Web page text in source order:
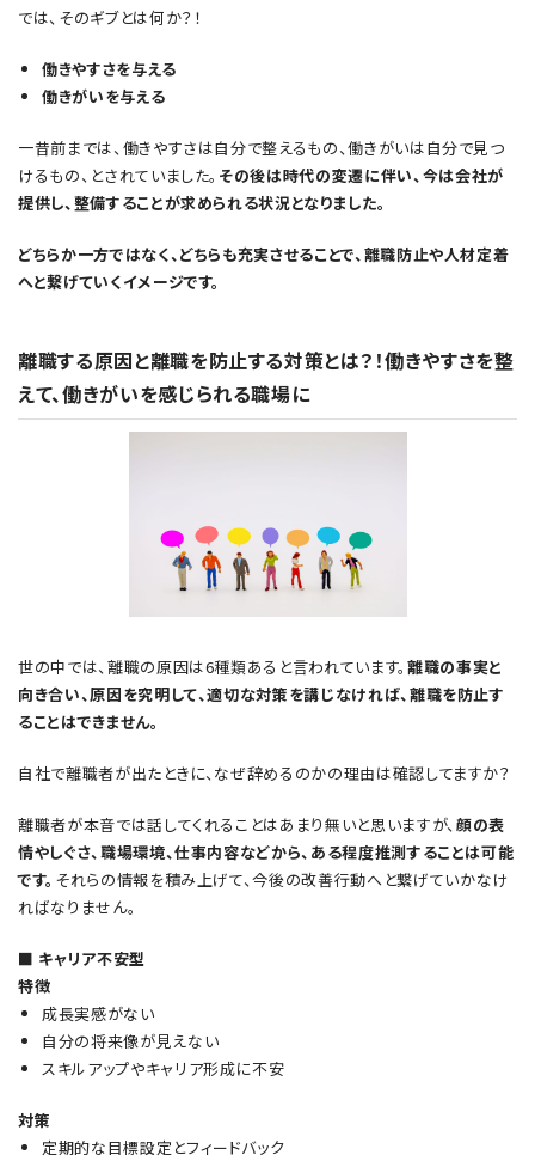
では、そのギブとは何か？！
働きやすさを与える
働きがいを与える
一昔前までは、働きやすさは自分で整えるもの、働きがいは自分で見つ
けるもの、とされていました。 その後は時代の変遷に伴い、今は会社が
提供し、整備することが求められる状況となりました。
どちらか一方ではなく、どちらも充実させることで、離職防止や人材定着
へと繋げていくイメージです。
離職する原因と離職を防止する対策とは？！働きやすさを整
えて、働きがいを感じられる職場に
世の中では、離職の原因は6種類あると言われています。 離職の事実と
向き合い、原因を究明して、適切な対策を講じなければ、離職を防止す
ることはできません。
自社で離職者が出たときに、なぜ辞めるのかの理由は確認してますか？
離職者が本音では話してくれることはあまり無いと思いますが、顔の表
情やしぐさ、職場環境、仕事内容などから、ある程度推測することは可能
です。 それらの情報を積み上げて、今後の改善行動へと繋げていかなけ
ればなりません。
■ キャリア不安型
特徴
成長実感がない
自分の将来像が見えない
スキルアップやキャリア形成に不安
対策
定期的な目標設定とフィードバック